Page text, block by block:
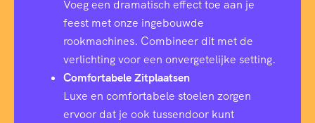
Voeg een dramatisch effect toe aan je
feest met onze ingebouwde
rookmachines. Combineer dit met de
verlichting voor een onvergetelijke setting.
Comfortabele Zitplaatsen
Luxe en comfortabele stoelen zorgen
ervoor dat je ook tussendoor kunt